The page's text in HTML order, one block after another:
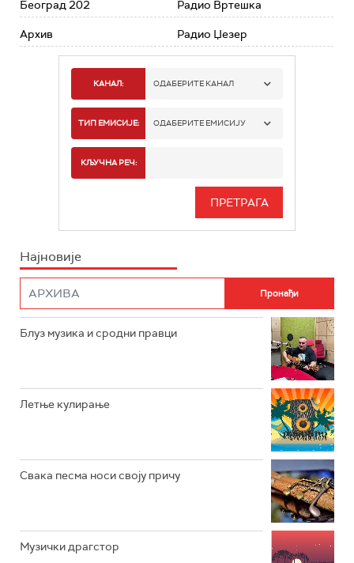
Београд 202
Архив
Радио Вртешка
Радио Џезер
КАНАЛ: ОДАБЕРИТЕ КАНАЛ
РАДИО БЕОГРАД 1
РАДИО БЕОГРАД 3
РАДИО РОКЕНРОЛЕР
РАДИО ЏЕЗЕР
ТИП ЕМИСИЈЕ: ОДАБЕРИТЕ ЕМИСИЈУ
ИНФО
КЉУЧНА РЕЧ:
Најновије
Блуз музика и сродни правци
Летње кулирање
Свака песма носи своју причу
Музички драгстор